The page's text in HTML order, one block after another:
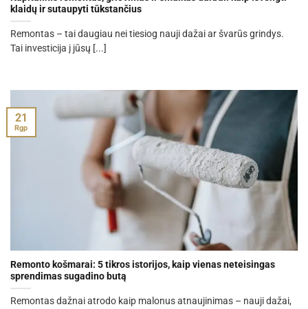
klaidų ir sutaupyti tūkstančius
Remontas – tai daugiau nei tiesiog nauji dažai ar švarūs grindys.
Tai investicija į jūsų [...]
Remonto košmarai: 5 tikros istorijos, kaip vienas neteisingas
sprendimas sugadino butą
Remontas dažnai atrodo kaip malonus atnaujinimas – nauji dažai,
21
Rgp